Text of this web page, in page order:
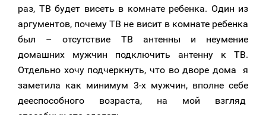
раз, ТВ будет висеть в комнате ребенка. Один из
аргументов, почему ТВ не висит в комнате ребенка
был – отсутствие ТВ антенны и неумение
домашних мужчин подключить антенну к ТВ.
Отдельно хочу подчеркнуть, что во дворе дома я
заметила как минимум 3-х мужчин, вполне себе
дееспособного возраста, на мой взгляд